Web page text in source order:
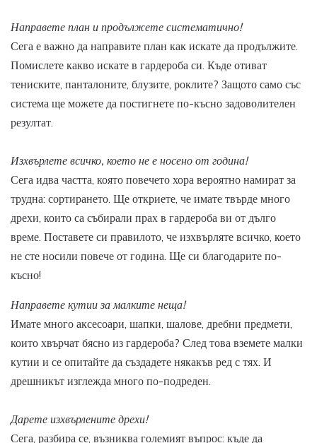
Направете план и продължете систематично!
Сега е важно да направите план как искате да продължите.
Помислете какво искате в гардероба си. Къде отиват
тениските, панталоните, блузите, роклите? Защото само със
система ще можете да постигнете по-късно задоволителен
резултат.
Изхвърлете всичко, което не е носено от година!
Сега идва частта, която повечето хора вероятно намират за
трудна: сортирането. Ще откриете, че имате твърде много
дрехи, които са събирали прах в гардероба ви от дълго
време. Поставете си правилото, че изхвърляте всичко, което
не сте носили повече от година. Ще си благодарите по-
късно!
Направете кутии за малките неща!
Имате много аксесоари, шапки, шалове, дребни предмети,
които хвърчат бясно из гардероба? След това вземете малки
кутии и се опитайте да създадете някакъв ред с тях. И
дрешникът изглежда много по-подреден.
Дарете изхвърлените дрехи!
Сега, разбира се, възниква големият въпрос: къде да